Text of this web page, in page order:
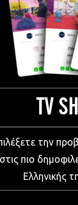
TV
την
στις πιο
Ελληνικής